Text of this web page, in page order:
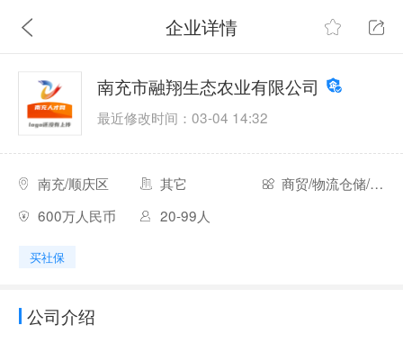
企业详情
南充市融翔生态农业有限公司
最近修改时间：03-04 14:32
南充/顺庆区 其它
商贸/物流仓储/经纪
600万人民币
20-99人
买社保
公司介绍